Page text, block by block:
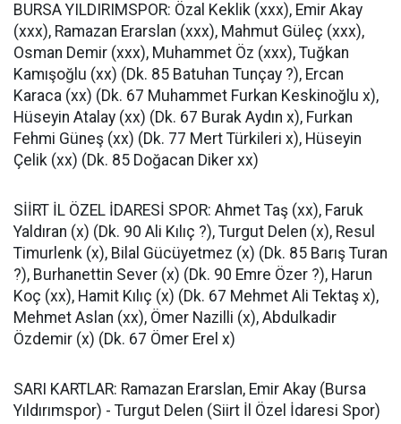
BURSA YILDIRIMSPOR: Özal Keklik (xxx), Emir Akay
(xxx), Ramazan Erarslan (xxx), Mahmut Güleç (xxx),
Osman Demir (xxx), Muhammet Öz (xxx), Tuğkan
Kamışoğlu (xx) (Dk. 85 Batuhan Tunçay ?), Ercan
Karaca (xx) (Dk. 67 Muhammet Furkan Keskinoğlu x),
Hüseyin Atalay (xx) (Dk. 67 Burak Aydın x), Furkan
Fehmi Güneş (xx) (Dk. 77 Mert Türkileri x), Hüseyin
Çelik (xx) (Dk. 85 Doğacan Diker xx)
SİİRT İL ÖZEL İDARESİ SPOR: Ahmet Taş (xx), Faruk
Yaldıran (x) (Dk. 90 Ali Kılıç ?), Turgut Delen (x), Resul
Timurlenk (x), Bilal Gücüyetmez (x) (Dk. 85 Barış Turan
?), Burhanettin Sever (x) (Dk. 90 Emre Özer ?), Harun
Koç (xx), Hamit Kılıç (x) (Dk. 67 Mehmet Ali Tektaş x),
Mehmet Aslan (xx), Ömer Nazilli (x), Abdulkadir
Özdemir (x) (Dk. 67 Ömer Erel x)
SARI KARTLAR: Ramazan Erarslan, Emir Akay (Bursa
Yıldırımspor) - Turgut Delen (Siirt İl Özel İdaresi Spor)